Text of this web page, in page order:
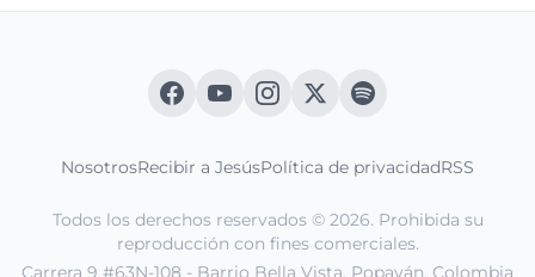
NosotrosRecibir a JesúsPolítica de privacidadRSS
Todos los derechos reservados © 2026. Prohibida su
reproducción con fines comerciales.
Carrera 9 #63N-108 - Barrio Bella Vista. Popayán, Colombia